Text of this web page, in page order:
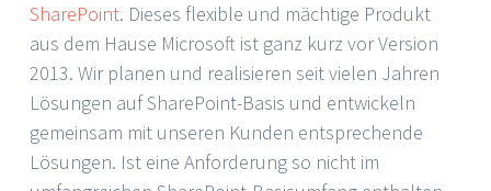
SharePoint. Dieses flexible und mächtige Produkt
aus dem Hause Microsoft ist ganz kurz vor Version
2013. Wir planen und realisieren seit vielen Jahren
Lösungen auf SharePoint-Basis und entwickeln
gemeinsam mit unseren Kunden entsprechende
Lösungen. Ist eine Anforderung so nicht im